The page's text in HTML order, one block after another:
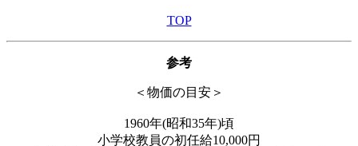
TOP
参考
＜物価の目安＞
1960年(昭和35年)頃
小学校教員の初任給10,000円